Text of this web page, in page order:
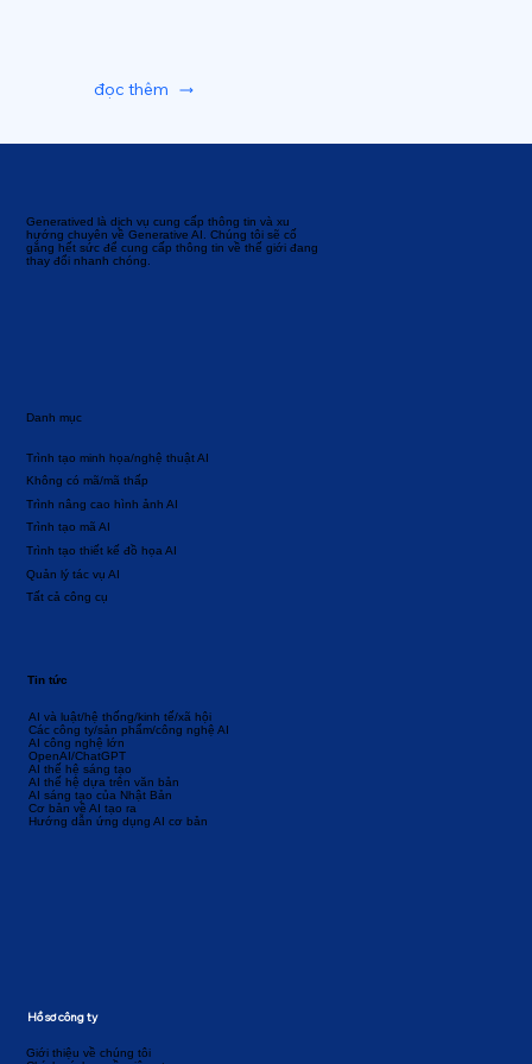
Generatived là dịch vụ cung cấp thông tin và xu
hướng chuyên về Generative AI. Chúng tôi sẽ cố
gắng hết sức để cung cấp thông tin về thế giới đang
thay đổi nhanh chóng.
Danh mục
Tất cả công cụ
Quản lý tác vụ AI
Trình tạo thiết kế đồ họa AI
Không có mã/mã thấp
Trình tạo mã AI
Trình nâng cao hình ảnh AI
Trình tạo minh họa/nghệ thuật AI
AI và luật/hệ thống/kinh tế/xã hội
Các công ty/sản phẩm/công nghệ AI
AI công nghệ lớn
OpenAI/ChatGPT
AI thế hệ sáng tạo
AI thế hệ dựa trên văn bản
AI sáng tạo của Nhật Bản
Cơ bản về AI tạo ra
Hướng dẫn ứng dụng AI cơ bản
Tin tức
Giới thiệu về chúng tôi
Hồ sơ công ty
đọc thêm